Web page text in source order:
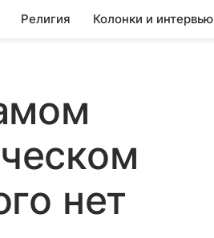
Религия Колонки и интервью
нет